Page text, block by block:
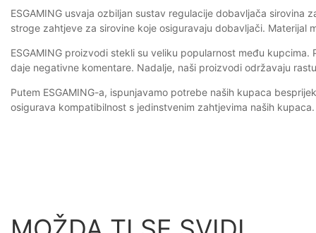
ESGAMING usvaja ozbiljan sustav regulacije dobavljača
stroge zahtjeve za sirovine koje osiguravaju dobavljači. Materijal
ESGAMING proizvodi stekli su veliku popularnost među
daje negativne komentare. Nadalje, naši proizvodi održavaju
Putem ESGAMING-a, ispunjavamo potrebe naših kupaca
osigurava kompatibilnost s jedinstvenim zahtjevima naših kupaca.